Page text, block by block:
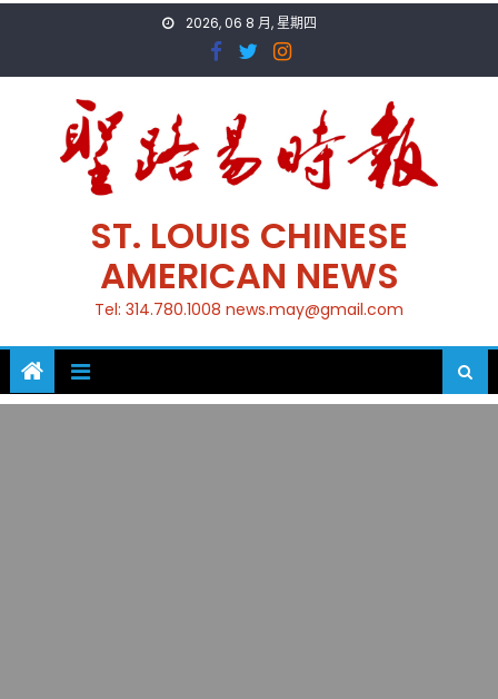
2026, 06 8 月, 星期四
ST. LOUIS CHINESE
AMERICAN NEWS
Tel: 314.780.1008 news.may@gmail.com